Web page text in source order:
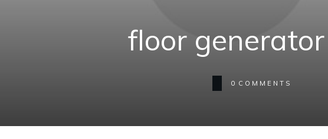
floor generator
0 COMMENTS